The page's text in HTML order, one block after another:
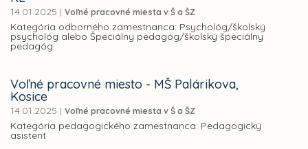
14.01.2025 | Voľné pracovné miesta v Š a ŠZ
Kategória odborného zamestnanca: Psychológ/školský
psychológ alebo Špeciálny pedagóg/školský špeciálny
pedagóg
Voľné pracovné miesto - MŠ Palárikova,
Kosice
14.01.2025 | Voľné pracovné miesta v Š a ŠZ
Kategória pedagogického zamestnanca: Pedagogický
asistent